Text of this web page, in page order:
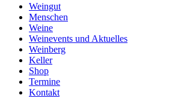
Weingut
Menschen
Weine
Weinevents und Aktuelles
Weinberg
Keller
Shop
Termine
Kontakt